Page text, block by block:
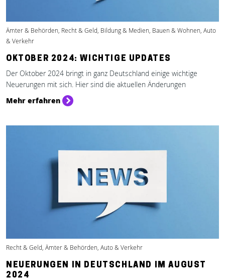
Ämter & Behörden, Recht & Geld, Bildung & Medien, Bauen & Wohnen, Auto
& Verkehr
OKTOBER 2024: WICHTIGE UPDATES
Der Oktober 2024 bringt in ganz Deutschland einige wichtige
Neuerungen mit sich. Hier sind die aktuellen Änderungen
Mehr erfahren
Recht & Geld, Ämter & Behörden, Auto & Verkehr
NEUERUNGEN IN DEUTSCHLAND IM AUGUST
2024